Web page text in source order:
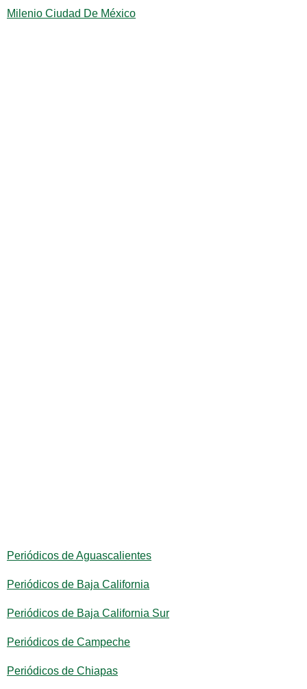
Milenio Ciudad De México
Periódicos de Aguascalientes
Periódicos de Baja California
Periódicos de Baja California Sur
Periódicos de Campeche
Periódicos de Chiapas